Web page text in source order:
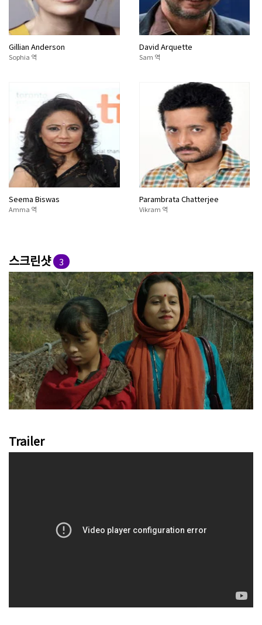
Gillian Anderson
Sophia 역
David Arquette
Sam 역
Seema Biswas
Amma 역
Parambrata Chatterjee
Vikram 역
스크린샷 3
Trailer